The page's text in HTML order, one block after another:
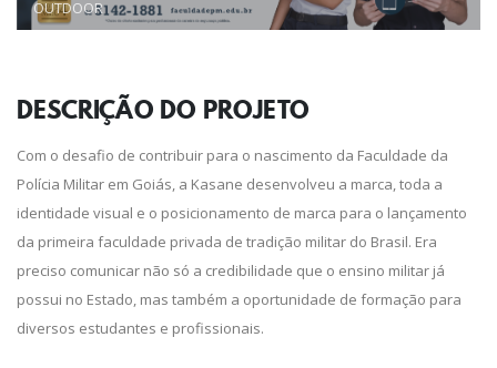
OUTDOOR
DESCRIÇÃO DO PROJETO
Com o desafio de contribuir para o nascimento da Faculdade da
Polícia Militar em Goiás, a Kasane desenvolveu a marca, toda a
identidade visual e o posicionamento de marca para o lançamento
da primeira faculdade privada de tradição militar do Brasil. Era
preciso comunicar não só a credibilidade que o ensino militar já
possui no Estado, mas também a oportunidade de formação para
diversos estudantes e profissionais.